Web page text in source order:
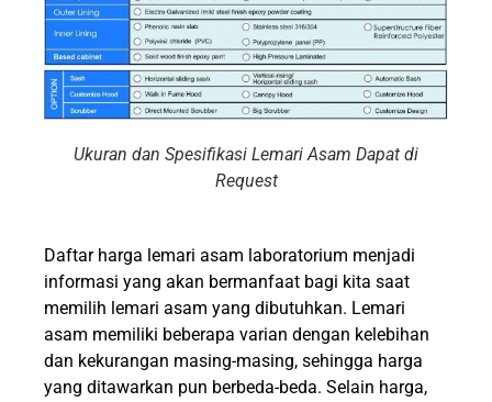
Ukuran dan Spesifikasi Lemari Asam Dapat di
Request
Daftar harga lemari asam laboratorium menjadi
informasi yang akan bermanfaat bagi kita saat
memilih lemari asam yang dibutuhkan. Lemari
asam memiliki beberapa varian dengan kelebihan
dan kekurangan masing-masing, sehingga harga
yang ditawarkan pun berbeda-beda. Selain harga,